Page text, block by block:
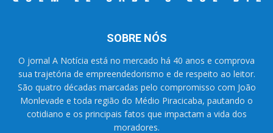
SOBRE NÓS
O jornal A Notícia está no mercado há 40 anos e comprova
sua trajetória de empreendedorismo e de respeito ao leitor.
São quatro décadas marcadas pelo compromisso com João
Monlevade e toda região do Médio Piracicaba, pautando o
cotidiano e os principais fatos que impactam a vida dos
moradores.